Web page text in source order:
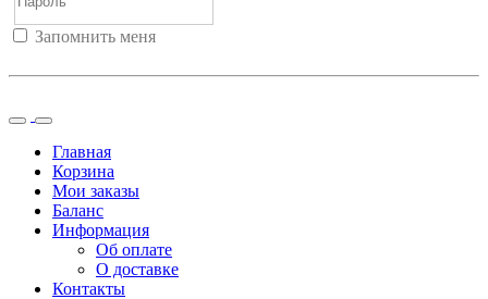
Запомнить меня
Главная
Корзина
Мои заказы
Баланс
Информация
Об оплате
О доставке
Контакты